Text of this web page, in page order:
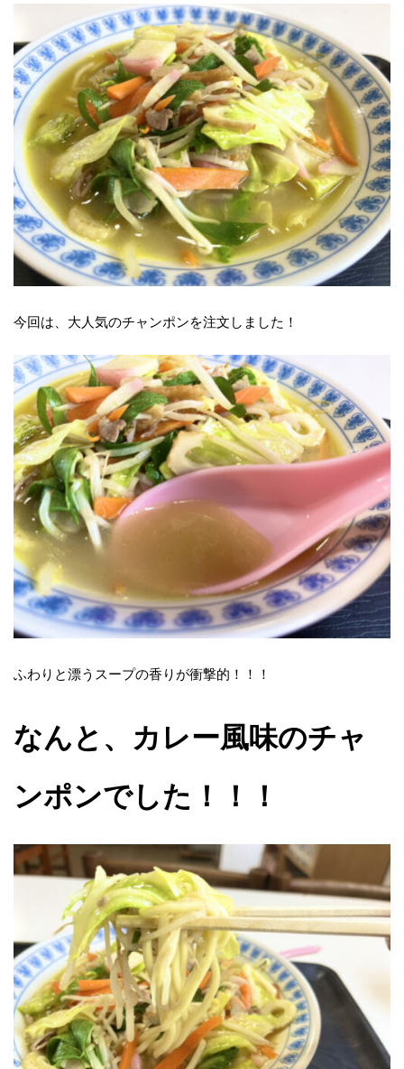
今回は、大人気のチャンポンを注文しました！
ふわりと漂うスープの香りが衝撃的！！！
なんと、カレー風味のチャ
ンポンでした！！！